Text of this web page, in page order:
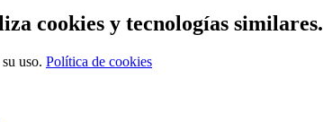
cookies y tecnologías similares.
uso. Política de cookies